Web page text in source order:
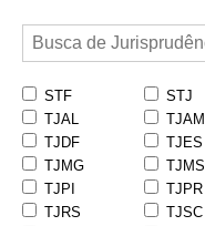
STF STJ
TJAL
TJAM
TJDF
TJES
TJMG
TJMS
TJPI
TJPR
TJRS
TJSC